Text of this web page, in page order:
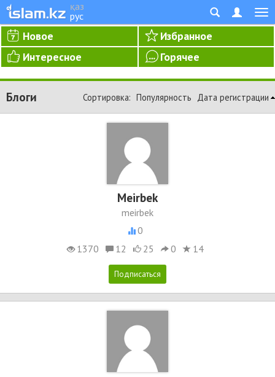
қаз
рус
Новое
Избранное
Интересное
Горячее
Блоги Сортировка: Популярность Дата регистрации
Meirbek
meirbek
0
1370
12 25 0 14